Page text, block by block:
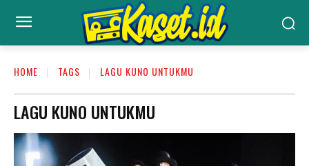
HOME TAGS LAGU KUNO UNTUKMU
LAGU KUNO UNTUKMU